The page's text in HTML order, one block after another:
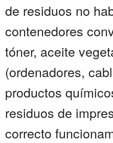
de residuos no
contenedores
tóner, aceite
(ordenadores,
productos
residuos de
correcto